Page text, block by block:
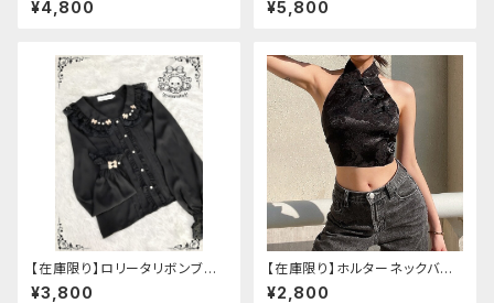
¥4,800 ¥5,800
【在庫限り】ロリータリボンブラ
ウス：フリーサイズ
¥3,800
【在庫限り】ホルターネックバッ
クリボンチャイナシャツ
¥2,800